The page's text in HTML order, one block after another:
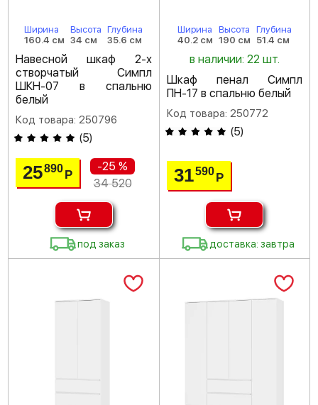
Ширина
160.4 см
Высота
34 см
Глубина
35.6 см
Навесной шкаф 2-х
створчатый Симпл
ШКН-07 в спальню
белый
Код товара: 250796
(5)
25890Р
-25 %
34 520
под заказ
Ширина
40.2 см
Высота
190 см
Глубина
51.4 см
в наличии: 22 шт.
Шкаф пенал Симпл
ПН-17 в спальню белый
Код товара: 250772
(5)
31590 Р
доставка: завтра